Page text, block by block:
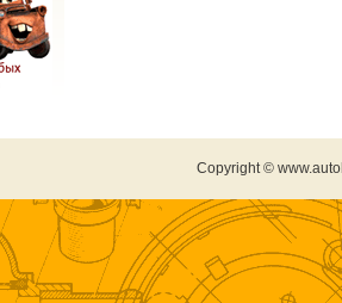
Copyright ©